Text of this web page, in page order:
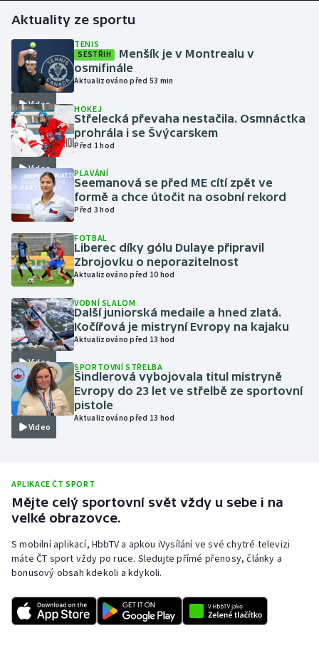
Golf
Gymnastika
Házená
Jezdectví
Judo
Krasobruslení
Lyže a snowboard
Moderní pětiboj
Motorsport
Olympijské hry
Parasport
Plavání
Ragby
Rychlobruslení
Rychlostní kanoistika
Short track
Aktuality ze sportu
Video
TENIS
SESTŘIH
Menšík je v Montrealu v
osmifinále
Aktualizováno před 53 min
Video
HOKEJ
Střelecká převaha nestačila. Osmnáctka
prohrála i se Švýcarskem
Před 1 hod
PLAVÁNÍ
Seemanová se před ME cítí zpět ve
formě a chce útočit na osobní rekord
Před 3 hod
FOTBAL
Liberec díky gólu Dulaye připravil
Zbrojovku o neporazitelnost
Aktualizováno před 10 hod
Video
VODNÍ SLALOM
Další juniorská medaile a hned zlatá.
Kočířová je mistryní Evropy na kajaku
Aktualizováno před 13 hod
Video
SPORTOVNÍ STŘELBA
Šindlerová vybojovala titul mistryně
Evropy do 23 let ve střelbě ze sportovní
pistole
Aktualizováno před 13 hod
APLIKACE ČT SPORT
Mějte celý sportovní svět vždy u sebe i na
velké obrazovce.
S mobilní aplikací, HbbTV a apkou iVysílání ve své chytré televizi
máte ČT sport vždy po ruce. Sledujte přímé přenosy, články a
bonusový obsah kdekoli a kdykoli.